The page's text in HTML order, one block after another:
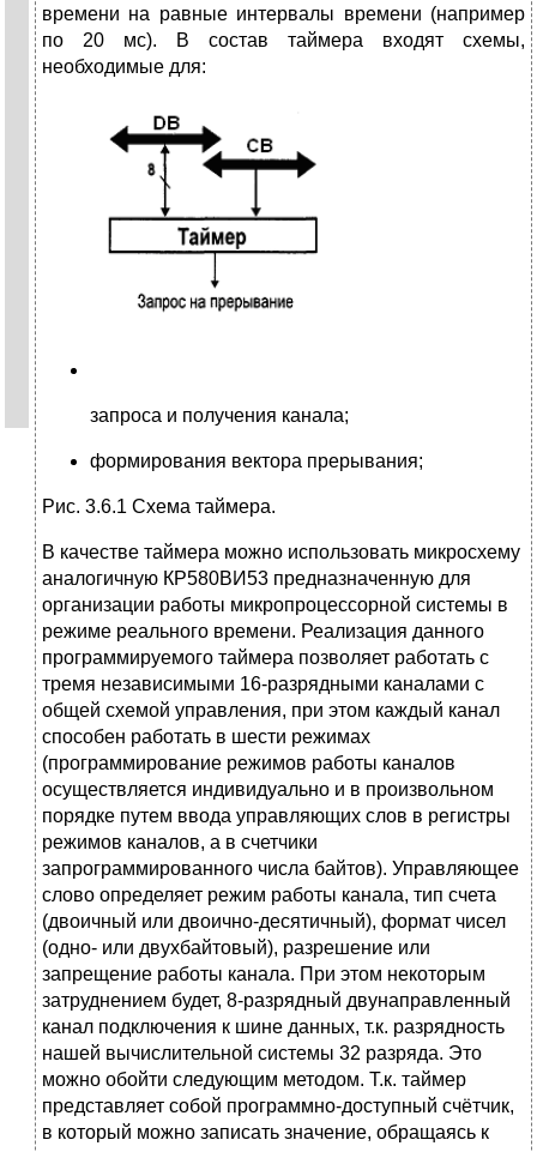
времени на равные интервалы времени (например
по 20 мс). В состав таймера входят схемы,
необходимые для:
запроса и получения канала;
формирования вектора прерывания;
Рис. 3.6.1 Схема таймера.
В качестве таймера можно использовать микросхему
аналогичную КР580ВИ53 предназначенную для
организации работы микропроцессорной системы в
режиме реального времени. Реализация данного
программируемого таймера позволяет работать с
тремя независимыми 16-разрядными каналами с
общей схемой управления, при этом каждый канал
способен работать в шести режимах
(программирование режимов работы каналов
осуществляется индивидуально и в произвольном
порядке путем ввода управляющих слов в регистры
режимов каналов, а в счетчики
запрограммированного числа байтов). Управляющее
слово определяет режим работы канала, тип счета
(двоичный или двоично-десятичный), формат чисел
(одно- или двухбайтовый), разрешение или
запрещение работы канала. При этом некоторым
затруднением будет, 8-разрядный двунаправленный
канал подключения к шине данных, т.к. разрядность
нашей вычислительной системы 32 разряда. Это
можно обойти следующим методом. Т.к. таймер
представляет собой программно-доступный счётчик,
в который можно записать значение, обращаясь к